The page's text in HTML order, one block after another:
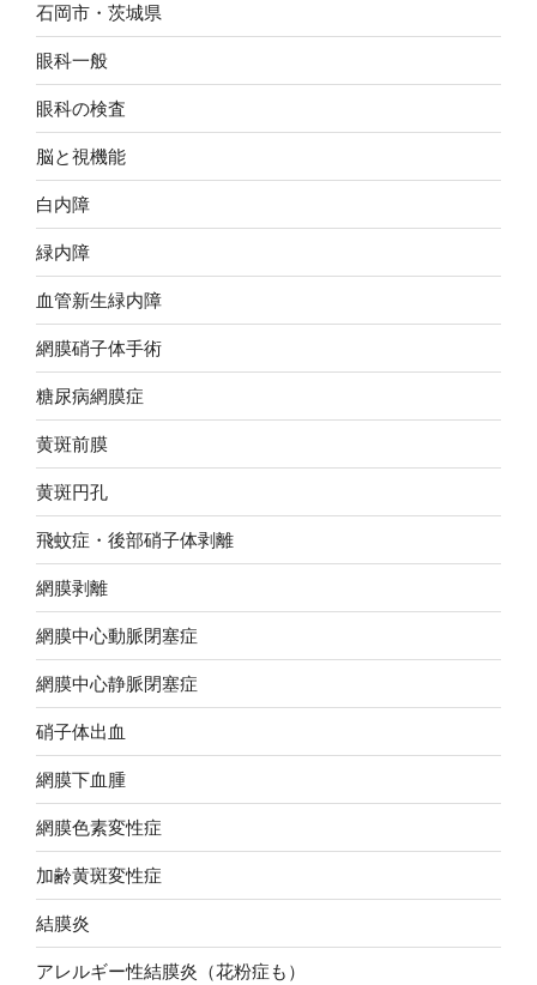
石岡市・茨城県
眼科一般
眼科の検査
脳と視機能
白内障
緑内障
血管新生緑内障
網膜硝子体手術
糖尿病網膜症
黄斑前膜
黄斑円孔
飛蚊症・後部硝子体剥離
網膜剥離
網膜中心動脈閉塞症
網膜中心静脈閉塞症
硝子体出血
網膜下血腫
網膜色素変性症
加齢黄斑変性症
結膜炎
アレルギー性結膜炎（花粉症も）